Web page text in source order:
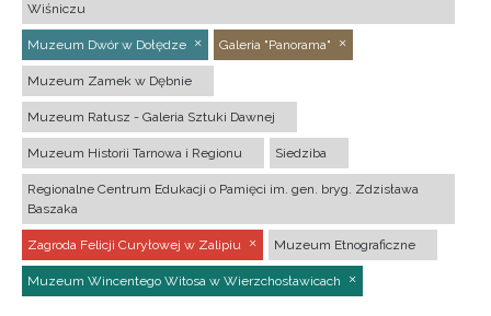
Wiśniczu
Muzeum Dwór w Dołędze Galeria "Panorama"
Muzeum Zamek w Dębnie
Muzeum Ratusz - Galeria Sztuki Dawnej
Muzeum Historii Tarnowa i Regionu Siedziba
Regionalne Centrum Edukacji o Pamięci im. gen. bryg. Zdzisława
Baszaka
Zagroda Felicji Curyłowej w Zalipiu Muzeum Etnograficzne
Muzeum Wincentego Witosa w Wierzchosławicach